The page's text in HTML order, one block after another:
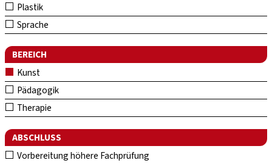
Plastik
Sprache
BEREICH
Kunst
Pädagogik
Therapie
ABSCHLUSS
Vorbereitung höhere Fachprüfung